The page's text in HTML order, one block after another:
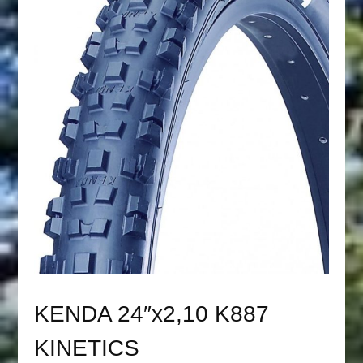
KENDA 24″х2,10 K887
KINETICS